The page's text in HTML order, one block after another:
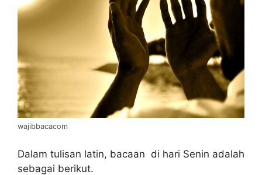
wajibbacacom
Dalam tulisan latin, bacaan di hari Senin adalah
sebagai berikut.